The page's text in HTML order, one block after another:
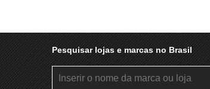
Pesquisar lojas e marcas no Brasil